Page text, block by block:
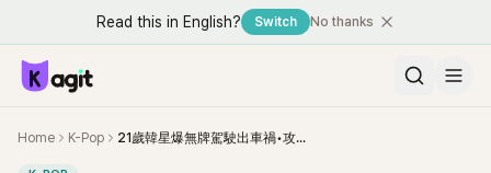
Read this in English? Switch No thanks
Home K-Pop 21歲韓星爆無牌駕駛出車禍•攻擊警察！曾經大喊「我爸是國會議員」